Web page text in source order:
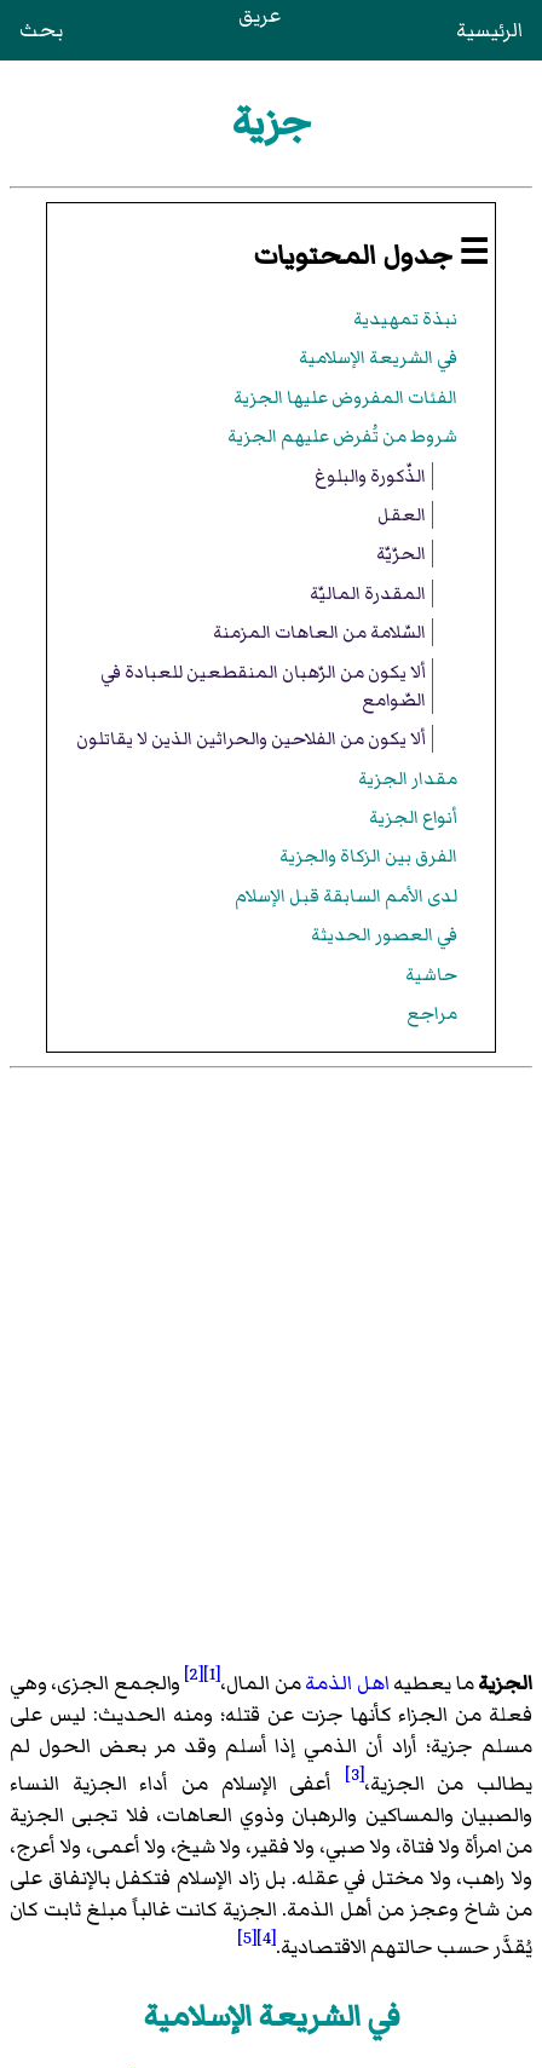
الرئيسية عريق بحث
جزية
☰ جدول المحتويات
نبذة تمهيدية
في الشريعة الإسلامية
الفئات المفروض عليها الجزية
شروط من تُفرض عليهم الجزية
الذّكورة والبلوغ
العقل
الحرّيّة
المقدرة الماليّة
السّلامة من العاهات المزمنة
ألا يكون من الرّهبان المنقطعين للعبادة في
الصّوامع
ألا يكون من الفلاحين والحراثين الذين لا يقاتلون
مقدار الجزية
أنواع الجزية
الفرق بين الزكاة والجزية
لدى الأمم السابقة قبل الإسلام
في العصور الحديثة
حاشية
مراجع
الجزيةما يعطيهاهل الذمةمن المال،[1]
[2]
والجمع الجزى، وهي
فعلة من الجزاء كأنها جزت عن قتله؛ ومنه الحديث: ليس على
مسلم جزية؛ أراد أن الذمي إذا أسلم وقد مر بعض الحول لم
يطالب من الجزية،[3]
أعفى الإسلام من أداء الجزية النساء
والصبيان والمساكين والرهبان وذوي العاهات، فلا تجبى الجزية
من امرأة ولا فتاة، ولا صبي، ولا فقير، ولا شيخ، ولا أعمى، ولا أعرج،
ولا راهب، ولا مختل في عقله. بل زاد الإسلام فتكفل بالإنفاق على
من شاخ وعجز من أهل الذمة. الجزية كانت غالباً مبلغ ثابت كان
يُقدَّر حسب حالتهم الاقتصادية.[4]
[5]
في الشريعة الإسلامية